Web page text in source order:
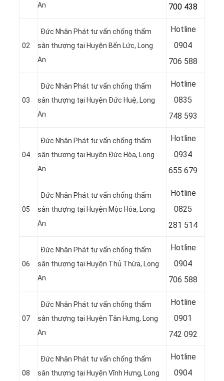
An
700 438
02
Đức Nhân Phát tư vấn chống thấm
sân thượng tại Huyện Bến Lức, Long
An
Hotline
0904
706 588
03
Đức Nhân Phát tư vấn chống thấm
sân thượng tại Huyện Đức Huệ, Long
An
Hotline
0835
748 593
04
Đức Nhân Phát tư vấn chống thấm
sân thượng tại Huyện Đức Hòa, Long
An
Hotline
0934
655 679
05
Đức Nhân Phát tư vấn chống thấm
sân thượng tại Huyện Mộc Hóa, Long
An
Hotline
0825
281 514
06
Đức Nhân Phát tư vấn chống thấm
sân thượng tại Huyện Thủ Thừa, Long
An
Hotline
0904
706 588
07
Đức Nhân Phát tư vấn chống thấm
sân thượng tại Huyện Tân Hưng, Long
An
Hotline
0901
742 092
08
Đức Nhân Phát tư vấn chống thấm
sân thượng tại Huyện Vĩnh Hưng, Long
Hotline
0904